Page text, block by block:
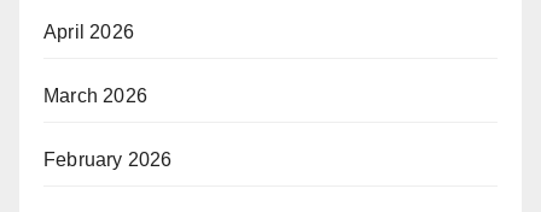
April 2026
March 2026
February 2026